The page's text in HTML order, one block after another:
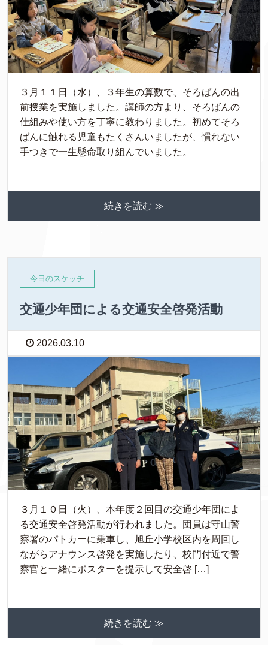
３月１１日（水）、３年生の算数で、そろばんの出
前授業を実施しました。講師の方より、そろばんの
仕組みや使い方を丁寧に教わりました。初めてそろ
ばんに触れる児童もたくさんいましたが、慣れない
手つきで一生懸命取り組んでいました。
続きを読む ≫
今日のスケッチ
交通少年団による交通安全啓発活動
2026.03.10
３月１０日（火）、本年度２回目の交通少年団によ
る交通安全啓発活動が行われました。団員は守山警
察署のパトカーに乗車し、旭丘小学校区内を周回し
ながらアナウンス啓発を実施したり、校門付近で警
察官と一緒にポスターを提示して安全啓 […]
続きを読む ≫